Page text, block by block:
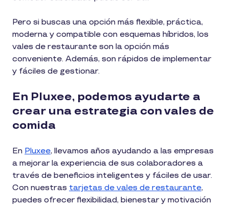
Pero si buscas una opción más flexible, práctica,
moderna y compatible con esquemas híbridos, los
vales de restaurante son la opción más
conveniente. Además, son rápidos de implementar
y fáciles de gestionar.
En Pluxee, podemos ayudarte a
crear una estrategia con vales de
comida
En Pluxee, llevamos años ayudando a las empresas
a mejorar la experiencia de sus colaboradores a
través de beneficios inteligentes y fáciles de usar.
Con nuestras tarjetas de vales de restaurante,
puedes ofrecer flexibilidad, bienestar y motivación